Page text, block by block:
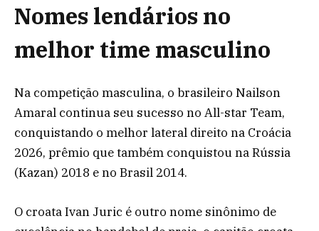
Nomes lendários no
melhor time masculino
Na competição masculina, o brasileiro Nailson
Amaral continua seu sucesso no All-star Team,
conquistando o melhor lateral direito na Croácia
2026, prêmio que também conquistou na Rússia
(Kazan) 2018 e no Brasil 2014.
O croata Ivan Juric é outro nome sinônimo de